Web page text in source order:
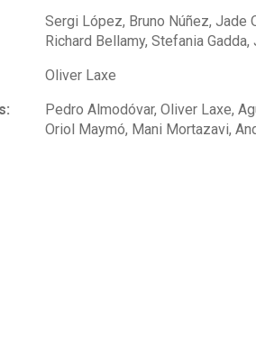
Sergi López, Bruno Núñez, Jade
Richard Bellamy, Stefania
Oliver Laxe
Pedro Almodóvar, Oliver Laxe,
Oriol Maymó, Mani Mortazavi,